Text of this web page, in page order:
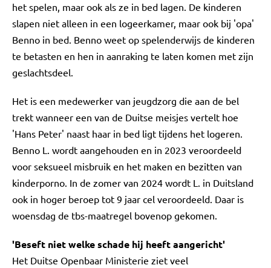
het spelen, maar ook als ze in bed lagen. De kinderen
slapen niet alleen in een logeerkamer, maar ook bij 'opa'
Benno in bed. Benno weet op spelenderwijs de kinderen
te betasten en hen in aanraking te laten komen met zijn
geslachtsdeel.
Het is een medewerker van jeugdzorg die aan de bel
trekt wanneer een van de Duitse meisjes vertelt hoe
'Hans Peter' naast haar in bed ligt tijdens het logeren.
Benno L. wordt aangehouden en in 2023 veroordeeld
voor seksueel misbruik en het maken en bezitten van
kinderporno. In de zomer van 2024 wordt L. in Duitsland
ook in hoger beroep tot 9 jaar cel veroordeeld. Daar is
woensdag de tbs-maatregel bovenop gekomen.
'Beseft niet welke schade hij heeft aangericht'
Het Duitse Openbaar Ministerie ziet veel